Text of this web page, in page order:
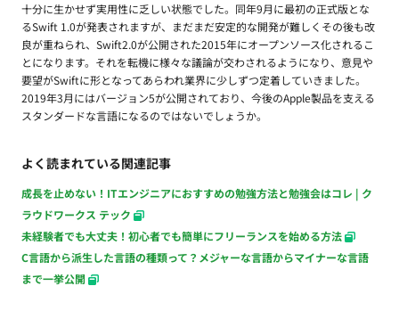
十分に生かせず実用性に乏しい状態でした。同年9月に最初の正式版とな
るSwift 1.0が発表されますが、まだまだ安定的な開発が難しくその後も改
良が重ねられ、Swift2.0が公開された2015年にオープンソース化されるこ
とになります。それを転機に様々な議論が交わされるようになり、意見や
要望がSwiftに形となってあらわれ業界に少しずつ定着していきました。
2019年3月にはバージョン5が公開されており、今後のApple製品を支える
スタンダードな言語になるのではないでしょうか。
よく読まれている関連記事
成長を止めない！ITエンジニアにおすすめの勉強方法と勉強会はコレ | ク
ラウドワークス テック
未経験者でも大丈夫！初心者でも簡単にフリーランスを始める方法
C言語から派生した言語の種類って？メジャーな言語からマイナーな言語
まで一挙公開